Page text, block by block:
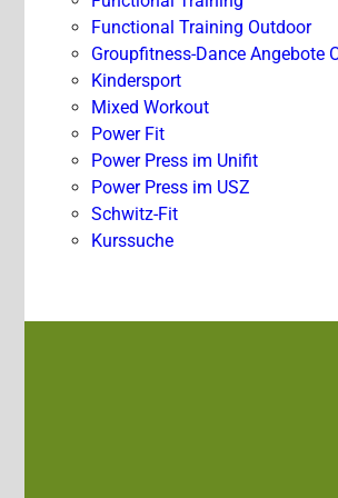
Functional Training Outdoor
Groupfitness-Dance Angebote
Kindersport
Mixed Workout
Power Fit
Power Press im Unifit
Power Press im USZ
Schwitz-Fit
Kurssuche